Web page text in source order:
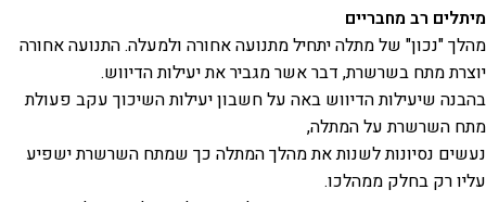
מיתלים רב מחבריים
מהלך "נכון" של מתלה יתחיל מתנועה אחורה ולמעלה. התנועה אחורה
יוצרת מתח בשרשרת, דבר אשר מגביר את יעילות הדיווש.
בהבנה שיעילות הדיווש באה על חשבון יעילות השיכוך עקב פעולת
מתח השרשרת על המתלה,
נעשים נסיונות לשנות את מהלך המתלה כך שמתח השרשרת ישפיע
עליו רק בחלק ממהלכו.